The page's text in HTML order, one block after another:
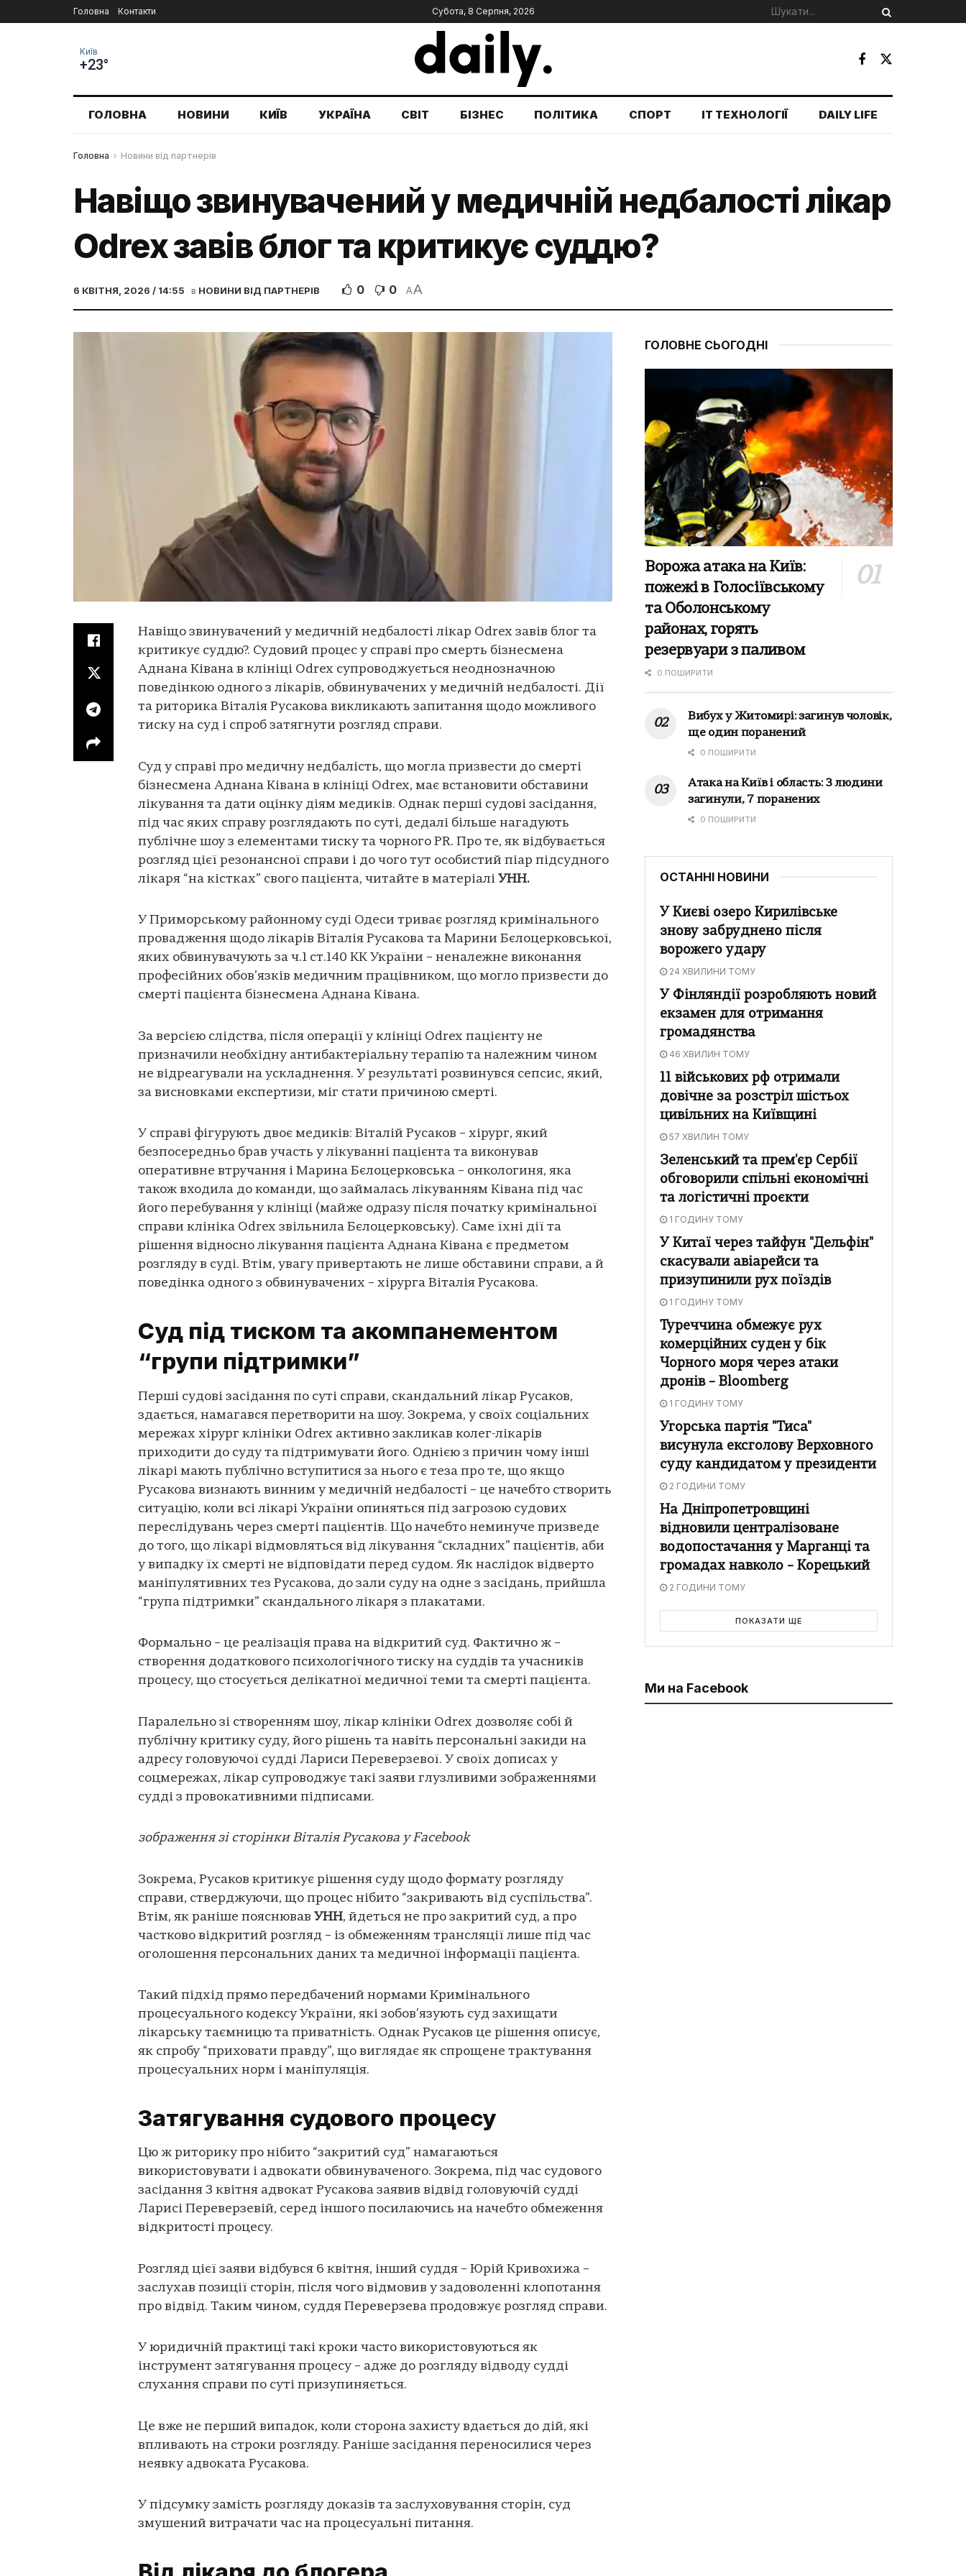
Головна Контакти Субота, 8 Серпня, 2026
Київ
+23°
ГОЛОВНА НОВИНИ КИЇВ УКРАЇНА СВІТ БІЗНЕС ПОЛІТИКА СПОРТ IT ТЕХНОЛОГІЇ DAILY LIFE
Головна Новини від партнерів
Навіщо звинувачений у медичній недбалості лікар
Odrex завів блог та критикує суддю?
6 КВІТНЯ, 2026 / 14:55 в НОВИНИ ВІД ПАРТНЕРІВ 0 0 AA
Навіщо звинувачений у медичній недбалості лікар Odrex завів блог та
критикує суддю?. Судовий процес у справі про смерть бізнесмена
Аднана Ківана в клініці Odrex супроводжується неоднозначною
поведінкою одного з лікарів, обвинувачених у медичній недбалості. Дії
та риторика Віталія Русакова викликають запитання щодо можливого
тиску на суд і спроб затягнути розгляд справи.
Суд у справі про медичну недбалість, що могла призвести до смерті
бізнесмена Аднана Ківана в клініці Odrex, має встановити обставини
лікування та дати оцінку діям медиків. Однак перші судові засідання,
під час яких справу розглядають по суті, дедалі більше нагадують
публічне шоу з елементами тиску та чорного PR. Про те, як відбувається
розгляд цієї резонансної справи і до чого тут особистий піар підсудного
лікаря “на кістках” свого пацієнта, читайте в матеріалі УНН.
У Приморському районному суді Одеси триває розгляд кримінального
провадження щодо лікарів Віталія Русакова та Марини Бєлоцерковської,
яких обвинувачують за ч.1 ст.140 КК України – неналежне виконання
професійних обов’язків медичним працівником, що могло призвести до
смерті пацієнта бізнесмена Аднана Ківана.
За версією слідства, після операції у клініці Odrex пацієнту не
призначили необхідну антибактеріальну терапію та належним чином
не відреагували на ускладнення. У результаті розвинувся сепсис, який,
за висновками експертизи, міг стати причиною смерті.
У справі фігурують двоє медиків: Віталій Русаков – хірург, який
безпосередньо брав участь у лікуванні пацієнта та виконував
оперативне втручання і Марина Бєлоцерковська – онкологиня, яка
також входила до команди, що займалась лікуванням Ківана під час
його перебування у клініці (майже одразу після початку кримінальної
справи клініка Odrex звільнила Бєлоцерковську). Саме їхні дії та
рішення відносно лікування пацієнта Аднана Ківана є предметом
розгляду в суді. Втім, увагу привертають не лише обставини справи, а й
поведінка одного з обвинувачених – хірурга Віталія Русакова.
Суд під тиском та акомпанементом
“групи підтримки”
Перші судові засідання по суті справи, скандальний лікар Русаков,
здається, намагався перетворити на шоу. Зокрема, у своїх соціальних
мережах хірург клініки Odrex активно закликав колег-лікарів
приходити до суду та підтримувати його. Однією з причин чому інші
лікарі мають публічно вступитися за нього є теза про те, що якщо
Русакова визнають винним у медичній недбалості – це начебто створить
ситуацію, коли всі лікарі України опиняться під загрозою судових
переслідувань через смерті пацієнтів. Що начебто неминуче призведе
до того, що лікарі відмовляться від лікування “складних” пацієнтів, аби
у випадку їх смерті не відповідати перед судом. Як наслідок відверто
маніпулятивних тез Русакова, до зали суду на одне з засідань, прийшла
“група підтримки” скандального лікаря з плакатами.
Формально – це реалізація права на відкритий суд. Фактично ж –
створення додаткового психологічного тиску на суддів та учасників
процесу, що стосується делікатної медичної теми та смерті пацієнта.
Паралельно зі створенням шоу, лікар клініки Odrex дозволяє собі й
публічну критику суду, його рішень та навіть персональні закиди на
адресу головуючої судді Лариси Переверзевої. У своїх дописах у
соцмережах, лікар супроводжує такі заяви глузливими зображеннями
судді з провокативними підписами.
зображення зі сторінки Віталія Русакова у Facebook
Зокрема, Русаков критикує рішення суду щодо формату розгляду
справи, стверджуючи, що процес нібито “закривають від суспільства”.
Втім, як раніше пояснював УНН, йдеться не про закритий суд, а про
частково відкритий розгляд – із обмеженням трансляції лише під час
оголошення персональних даних та медичної інформації пацієнта.
Такий підхід прямо передбачений нормами Кримінального
процесуального кодексу України, які зобов’язують суд захищати
лікарську таємницю та приватність. Однак Русаков це рішення описує,
як спробу “приховати правду”, що виглядає як спрощене трактування
процесуальних норм і маніпуляція.
Затягування судового процесу
Цю ж риторику про нібито “закритий суд” намагаються
використовувати і адвокати обвинуваченого. Зокрема, під час судового
засідання 3 квітня адвокат Русакова заявив відвід головуючій судді
Ларисі Переверзевій, серед іншого посилаючись на начебто обмеження
відкритості процесу.
Розгляд цієї заяви відбувся 6 квітня, інший суддя – Юрій Кривохижа –
заслухав позиції сторін, після чого відмовив у задоволенні клопотання
про відвід. Таким чином, суддя Переверзева продовжує розгляд справи.
У юридичній практиці такі кроки часто використовуються як
інструмент затягування процесу – адже до розгляду відводу судді
слухання справи по суті призупиняється.
Це вже не перший випадок, коли сторона захисту вдається до дій, які
впливають на строки розгляду. Раніше засідання переносилися через
неявку адвоката Русакова.
У підсумку замість розгляду доказів та заслуховування сторін, суд
змушений витрачати час на процесуальні питання.
ГОЛОВНЕ СЬОГОДНІ
Ворожа атака на Київ:
пожежі в Голосіївському
та Оболонському
районах, горять
резервуари з паливом
0 ПОШИРИТИ
Вибух у Житомирі: загинув чоловік,
ще один поранений
0 ПОШИРИТИ
Атака на Київ і область: 3 людини
загинули, 7 поранених
0 ПОШИРИТИ
ОСТАННІ НОВИНИ
У Києві озеро Кирилівське
знову забруднено після
ворожего удару
24 ХВИЛИНИ ТОМУ
У Фінляндії розробляють новий
екзамен для отримання
громадянства
46 ХВИЛИН ТОМУ
11 військових рф отримали
довічне за розстріл шістьох
цивільних на Київщині
57 ХВИЛИН ТОМУ
Зеленський та прем'єр Сербії
обговорили спільні економічні
та логістичні проєкти
1 ГОДИНУ ТОМУ
У Китаї через тайфун "Дельфін"
скасували авіарейси та
призупинили рух поїздів
1 ГОДИНУ ТОМУ
Туреччина обмежує рух
комерційних суден у бік
Чорного моря через атаки
дронів – Bloomberg
1 ГОДИНУ ТОМУ
Угорська партія "Тиса"
висунула ексголову Верховного
суду кандидатом у президенти
2 ГОДИНИ ТОМУ
На Дніпропетровщині
відновили централізоване
водопостачання у Марганці та
громадах навколо – Корецький
2 ГОДИНИ ТОМУ
ПОКАЗАТИ ЩЕ
Ми на Facebook